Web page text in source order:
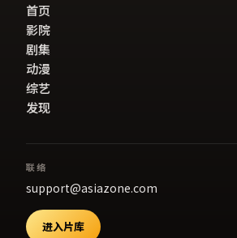
首页
影院
剧集
动漫
综艺
发现
联络
support@asiazone.com
进入片库